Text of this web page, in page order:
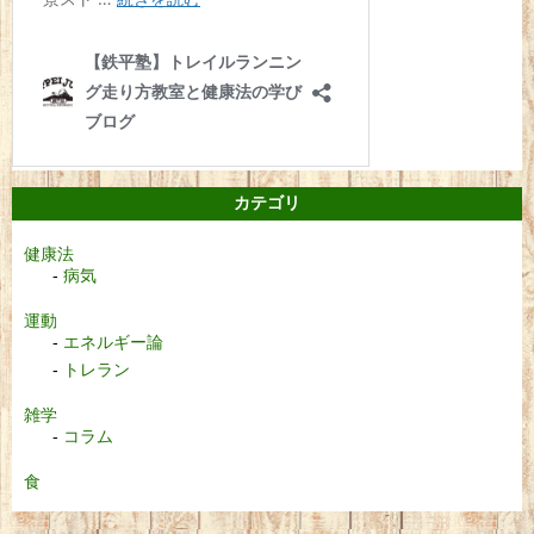
カテゴリ
健康法
病気
運動
エネルギー論
トレラン
雑学
コラム
食